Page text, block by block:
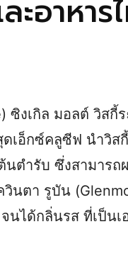
อาหา
ซิงเกิล มอลต์ วิสกี้
เอ็กซ์คลูซีฟ นำวิส
ตำรับ ซึ่งสามาร
วินตา รูบัน
นได้กลิ่นรส ที่เป็